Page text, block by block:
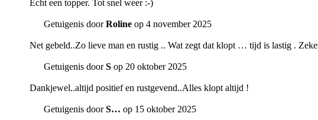
Echt een topper. Tot snel weer :-)
Getuigenis doorRoline op 4 november 2025
Net gebeld..Zo lieve man en rustig .. Wat zegt dat klopt … tijd is lastig .
Getuigenis doorS op 20 oktober 2025
Dankjewel..altijd positief en rustgevend..Alles klopt altijd !
Getuigenis doorS… op 15 oktober 2025